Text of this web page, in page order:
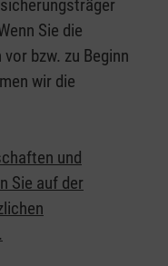
Sie die
bzw. zu Beginn
wir die
und
Sie auf der